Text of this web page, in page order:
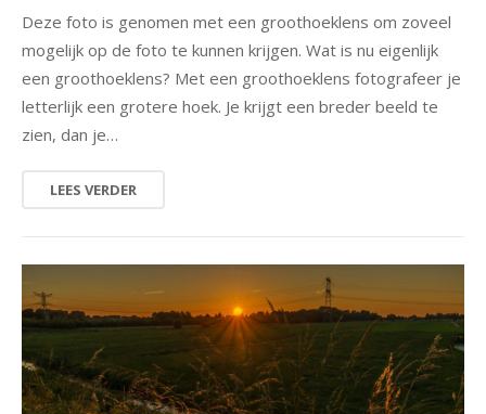
Deze foto is genomen met een groothoeklens om zoveel
mogelijk op de foto te kunnen krijgen. Wat is nu eigenlijk
een groothoeklens? Met een groothoeklens fotografeer je
letterlijk een grotere hoek. Je krijgt een breder beeld te
zien, dan je…
LEES VERDER